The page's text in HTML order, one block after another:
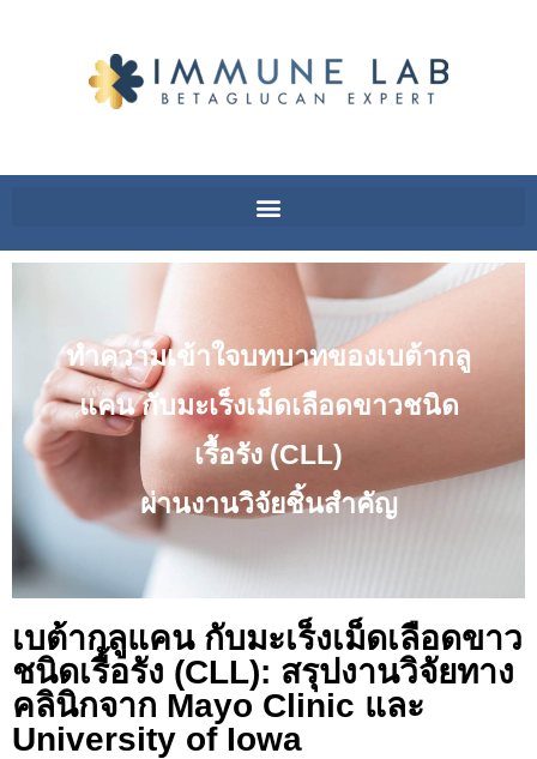
ทำความเข้าใจบทบาทของเบต้ากลู
แคน กับมะเร็งเม็ดเลือดขาวชนิด
เรื้อรัง (CLL)
ผ่านงานวิจัยชิ้นสำคัญ
เบต้ากลูแคน กับมะเร็งเม็ดเลือดขาว
ชนิดเรื้อรัง (CLL): สรุปงานวิจัยทาง
คลินิกจาก Mayo Clinic และ
University of Iowa